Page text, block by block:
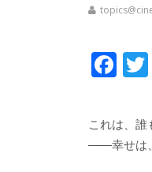
F
e
b
これは、
――幸せは